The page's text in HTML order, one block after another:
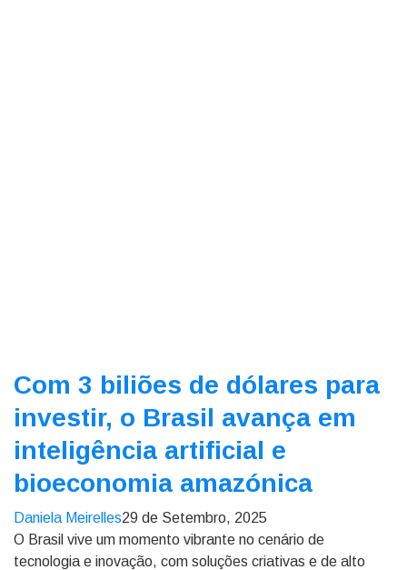
Com 3 biliões de dólares para
investir, o Brasil avança em
inteligência artificial e
bioeconomia amazónica
Daniela Meirelles29 de Setembro, 2025
O Brasil vive um momento vibrante no cenário de
tecnologia e inovação, com soluções criativas e de alto